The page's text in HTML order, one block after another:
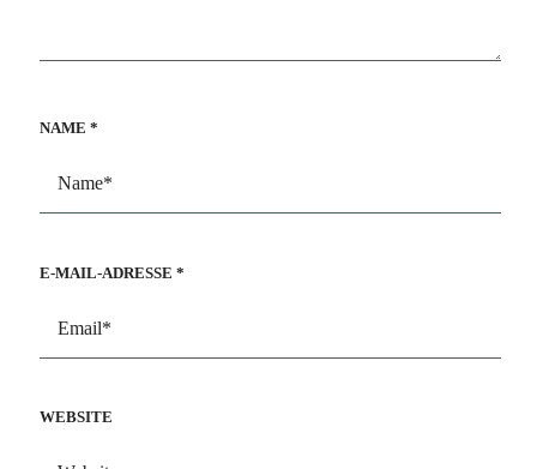
NAME *
E-MAIL-ADRESSE *
WEBSITE